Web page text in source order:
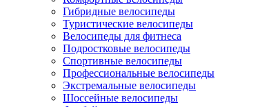
Гибридные велосипеды
Туристические велосипеды
Велосипеды для фитнеса
Подростковые велосипеды
Спортивные велосипеды
Профессиональные велосипеды
Экстремальные велосипеды
Шоссейные велосипеды